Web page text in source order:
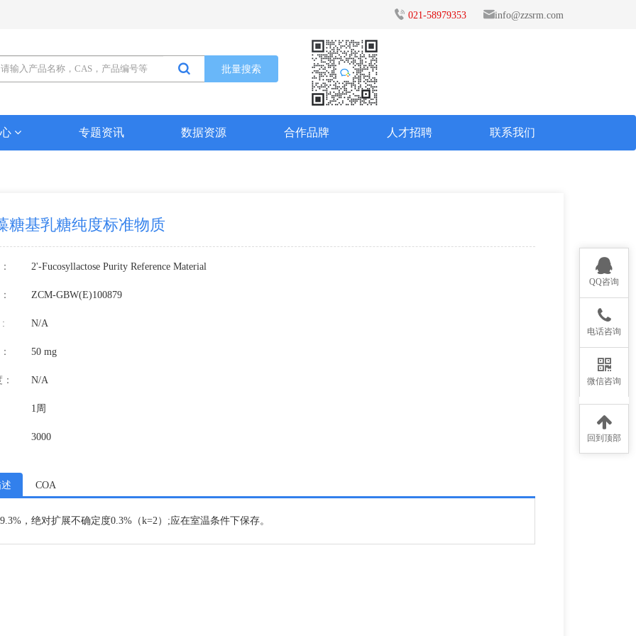
021-58979353 info@zzsrm.com
批量搜索
专题资讯 数据资源 合作品牌 人才招聘 联系我们
糖基乳糖纯度标准物质
2'-Fucosyllactose Purity Reference Material
ZCM-GBW(E)100879
: N/A
50 mg
N/A
1周
3000
COA
，绝对扩展不确定度0.3%（k=2）;应在室温条件下保存。
QQ咨询
电话咨询
微信咨询
回到顶部